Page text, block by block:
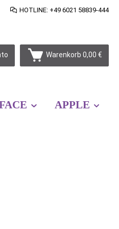
HOTLINE: +49 6021 58839-444
Warenkorb 0,00 €
APPLE